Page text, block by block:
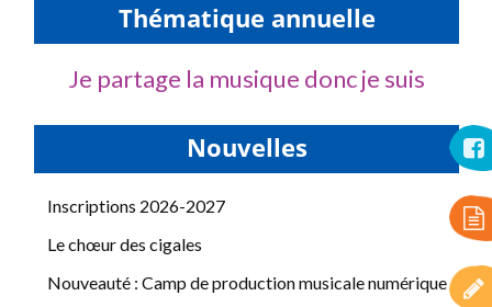
Thématique annuelle
Je partage la musique donc je suis
Nouvelles
Inscriptions 2026-2027
Le chœur des cigales
Nouveauté : Camp de production musicale numérique